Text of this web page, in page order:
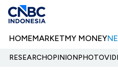
HOMEMARKETMY MONEY
RESEARCHOPINIONPHOTO